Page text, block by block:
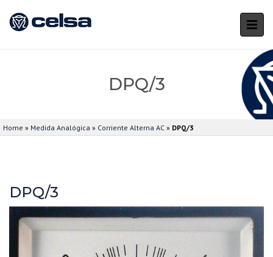
DPQ/3
Home » Medida Analógica » Corriente Alterna AC » DPQ/3
DPQ/3